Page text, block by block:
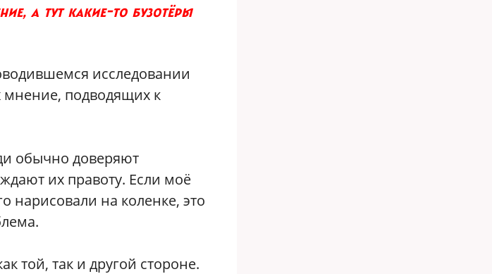
а тут какие-то бузотёры
исследовании
подводящих к
обычно доверяют
их правоту. Если моё
нарисовали на коленке, это
той, так и другой стороне.